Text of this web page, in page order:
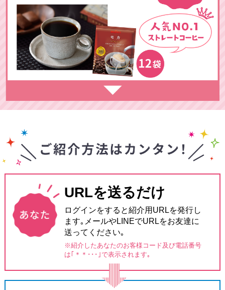
URLを送るだけ
ログインをすると紹介用URLを発行し
ます｡メールやLINEでURLをお友達に
送ってください｡
※紹介したあなたのお客様コード及び電話番号
は ｢＊＊･･･｣で表示されます｡